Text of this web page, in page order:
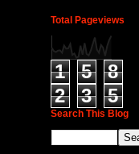
Total Pageviews
1 5
8
2
3 5
Search This Blog